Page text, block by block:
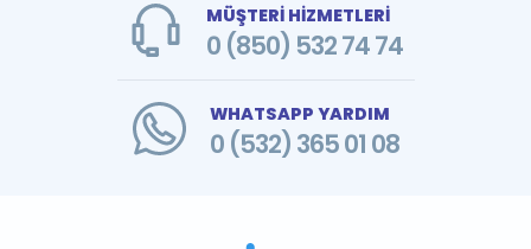
MÜŞTERİ HİZMETLERİ
0 (850) 532 74 74
WHATSAPP YARDIM
0 (532) 365 01 08